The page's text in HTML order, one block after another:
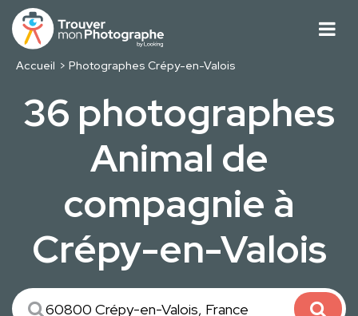
Accueil Photographes Crépy-en-Valois
36 photographes
Animal de
compagnie à
Crépy-en-Valois